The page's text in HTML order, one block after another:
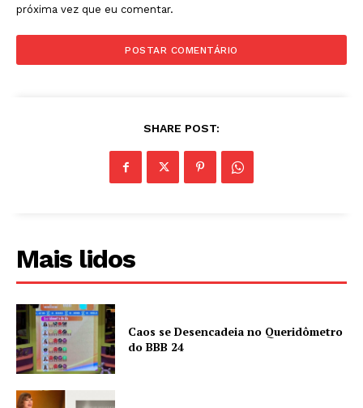
próxima vez que eu comentar.
SHARE POST:
Mais lidos
Caos se Desencadeia no Queridômetro
do BBB 24